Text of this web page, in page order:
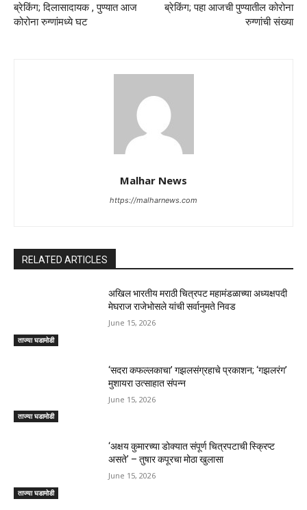
ब्रेकिंग; दिलासादायक , पुण्यात आज
कोरोना रुग्णांमध्ये घट
ब्रेकिंग; पहा आजची पुण्यातील कोरोना
रुग्णांची संख्या
Malhar News
https://malharnews.com
RELATED ARTICLES
ताज्या घडामोडी
अखिल भारतीय मराठी चित्रपट महामंडळाच्या अध्यक्षपदी
मेघराज राजेभोसले यांची सर्वानुमते निवड
June 15, 2026
ताज्या घडामोडी
‘सदरा कफल्लकाचा’ गझलसंग्रहाचे प्रकाशन; ‘गझलरंग’
मुशायरा उत्साहात संपन्न
June 15, 2026
ताज्या घडामोडी
‘अक्षय कुमारच्या डोक्यात संपूर्ण चित्रपटाची स्क्रिप्ट
असते’ – तुषार कपूरचा मोठा खुलासा
June 15, 2026